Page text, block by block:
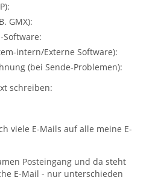
GMX):
Software:
intern/Externe Software):
(bei Sende-Problemen):
schreiben:
viele E-Mails auf alle meine E-
Posteingang und da steht
E-Mail - nur unterschieden